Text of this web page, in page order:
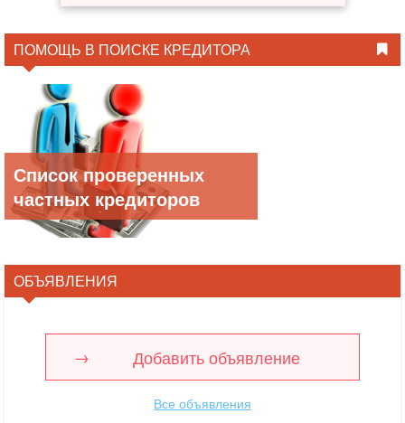
ПОМОЩЬ В ПОИСКЕ КРЕДИТОРА
Список проверенных
частных кредиторов
ОБЪЯВЛЕНИЯ
Добавить объявление
Все объявления